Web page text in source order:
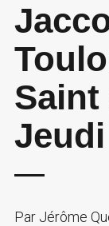
Saint
ParJérôme